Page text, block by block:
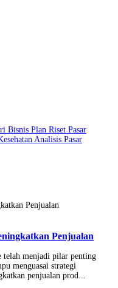
Bisnis Plan Riset Pasar
Analisis Pasar
Penjualan
telah menjadi pilar penting
menguasai strategi
penjualan prod...